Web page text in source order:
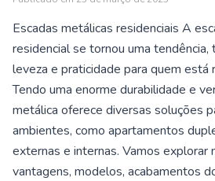
Escadas metálicas residenciais A
residencial se tornou uma tendência,
leveza e praticidade para quem está
Tendo uma enorme durabilidade e
metálica oferece diversas soluções
ambientes, como apartamentos
externas e internas. Vamos explorar
vantagens, modelos, acabamentos